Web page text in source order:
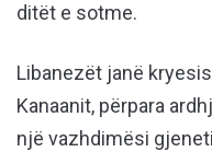
ditët e sotme.
Libanezët janë
Kanaanit, përpara
një vazhdimësi